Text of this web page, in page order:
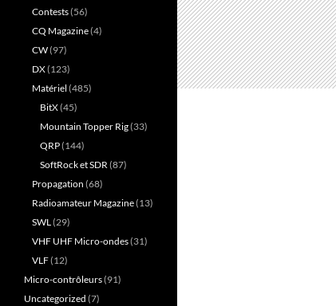
Contests(56)
CQ Magazine(4)
CW(97)
DX(123)
Matériel (485)
BitX(45)
Mountain Topper Rig(33)
QRP(144)
SoftRock et SDR(87)
Propagation (68)
Radioamateur Magazine(13)
SWL(29)
VHF UHF Micro-ondes(31)
VLF(12)
Micro-contrôleurs(91)
Uncategorized (7)